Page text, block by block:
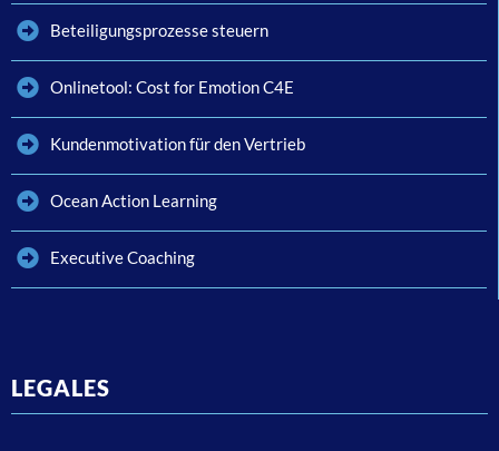
Beteiligungsprozesse steuern
Onlinetool: Cost for Emotion C4E
Kundenmotivation für den Vertrieb
Ocean Action Learning
Executive Coaching
LEGALES